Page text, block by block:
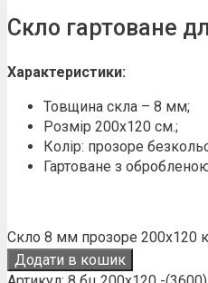
Скло гартоване
Характеристики:
Товщина скла – 8 мм;
Розмір 200х120 см.;
Колір: прозоре
Гартоване з
Скло 8 мм прозоре 200х120
Додати в кошик